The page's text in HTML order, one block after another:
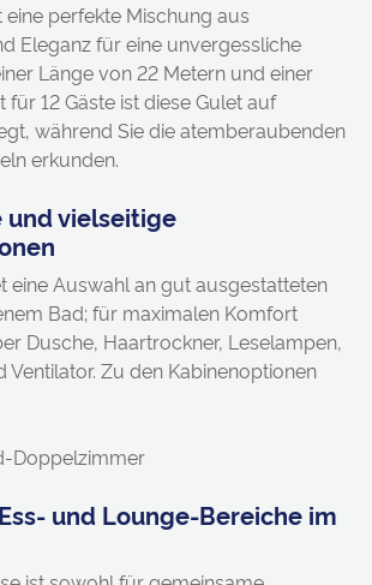
perfekte Mischung aus
Eleganz für eine unvergessliche
Länge von 22 Metern und einer
für 12 Gäste ist diese Gulet auf
während Sie die atemberaubenden
erkunden.
vielseitige
eine Auswahl an gut ausgestatteten
Bad; für maximalen Komfort
Dusche, Haartrockner, Leselampen,
Ventilator. Zu den Kabinenoptionen
Doppelzimmer
und Lounge-Bereiche im